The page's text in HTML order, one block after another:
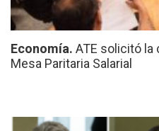
Economía. ATE solicitó la
Mesa Paritaria Salarial